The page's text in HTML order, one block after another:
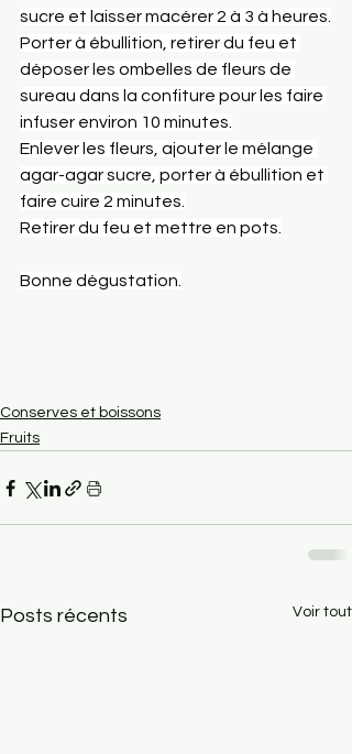
sucre et laisser macérer 2 à 3 à heures.
Porter à ébullition, retirer du feu et
déposer les ombelles de fleurs de
sureau dans la confiture pour les faire
infuser environ 10 minutes.
Enlever les fleurs, ajouter le mélange
agar-agar sucre, porter à ébullition et
faire cuire 2 minutes.
Retirer du feu et mettre en pots.
Bonne dégustation.
Conserves et boissons
Fruits
Posts récents Voir tout